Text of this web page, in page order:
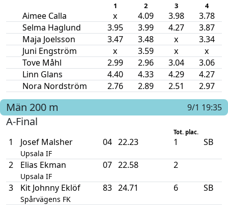
1 2 3 4
Aimee Calla x 4.09 3.98
3.78
Selma Haglund
3.95 3.99 4.27
3.87
Maja Joelsson
3.47 3.48 x
3.34
Juni Engström
x 3.59 x
x
Tove Måhl
2.99 2.96 3.04
3.06
Linn Glans
4.40 4.33 4.29
4.27
Nora Nordström
2.76 2.89 2.51 2.97
Män 200 m 9/1 19:35
A-Final
Tot. plac.
1 Josef Malsher
Upsala IF
04 22.23 1 SB
2 Elias Ekman
Upsala IF
07 22.58 2
3 Kit Johnny Eklöf
Spårvägens FK
83 24.71 6 SB